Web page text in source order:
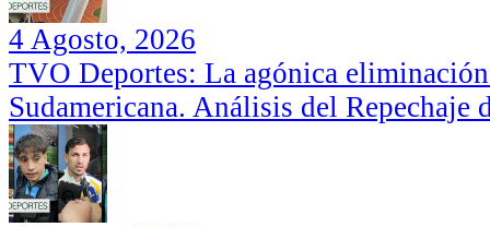
4 Agosto, 2026
TVO Deportes: La agónica
Sudamericana. Análisis del Repechaje